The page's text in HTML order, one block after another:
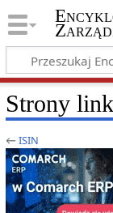
Strony
←ISIN